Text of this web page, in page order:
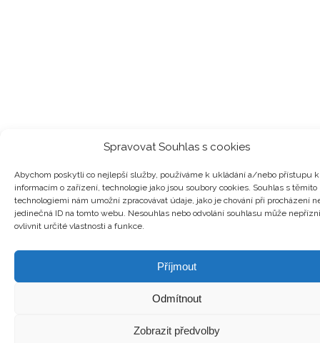
Spravovat Souhlas s cookies
Abychom poskytli co nejlepší služby, používáme k ukládání a/nebo přístupu k
informacím o zařízení, technologie jako jsou soubory cookies. Souhlas s těmito
technologiemi nám umožní zpracovávat údaje, jako je chování při procházení
jedinečná ID na tomto webu. Nesouhlas nebo odvolání souhlasu může
ovlivnit určité vlastnosti a funkce.
Příjmout
Odmítnout
Zobrazit předvolby